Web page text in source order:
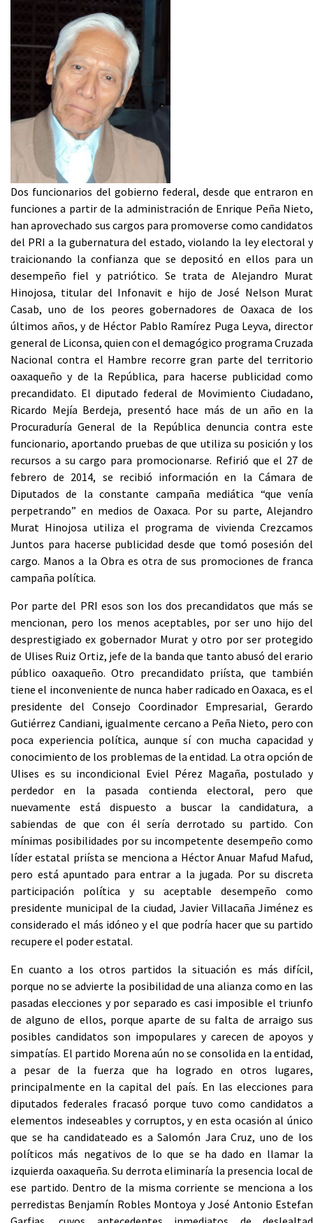
Dos funcionarios del gobierno federal, desde que entraron en
funciones a partir de la administración de Enrique Peña Nieto,
han aprovechado sus cargos para promoverse como candidatos
del PRI a la gubernatura del estado, violando la ley electoral y
traicionando la confianza que se depositó en ellos para un
desempeño fiel y patriótico. Se trata de Alejandro Murat
Hinojosa, titular del Infonavit e hijo de José Nelson Murat
Casab, uno de los peores gobernadores de Oaxaca de los
últimos años, y de Héctor Pablo Ramírez Puga Leyva, director
general de Liconsa, quien con el demagógico programa Cruzada
Nacional contra el Hambre recorre gran parte del territorio
oaxaqueño y de la República, para hacerse publicidad como
precandidato. El diputado federal de Movimiento Ciudadano,
Ricardo Mejía Berdeja, presentó hace más de un año en la
Procuraduría General de la República denuncia contra este
funcionario, aportando pruebas de que utiliza su posición y los
recursos a su cargo para promocionarse. Refirió que el 27 de
febrero de 2014, se recibió información en la Cámara de
Diputados de la constante campaña mediática “que venía
perpetrando” en medios de Oaxaca. Por su parte, Alejandro
Murat Hinojosa utiliza el programa de vivienda Crezcamos
Juntos para hacerse publicidad desde que tomó posesión del
cargo. Manos a la Obra es otra de sus promociones de franca
campaña política.
Por parte del PRI esos son los dos precandidatos que más se
mencionan, pero los menos aceptables, por ser uno hijo del
desprestigiado ex gobernador Murat y otro por ser protegido
de Ulises Ruiz Ortiz, jefe de la banda que tanto abusó del erario
público oaxaqueño. Otro precandidato priísta, que también
tiene el inconveniente de nunca haber radicado en Oaxaca, es el
presidente del Consejo Coordinador Empresarial, Gerardo
Gutiérrez Candiani, igualmente cercano a Peña Nieto, pero con
poca experiencia política, aunque sí con mucha capacidad y
conocimiento de los problemas de la entidad. La otra opción de
Ulises es su incondicional Eviel Pérez Magaña, postulado y
perdedor en la pasada contienda electoral, pero que
nuevamente está dispuesto a buscar la candidatura, a
sabiendas de que con él sería derrotado su partido. Con
mínimas posibilidades por su incompetente desempeño como
líder estatal priísta se menciona a Héctor Anuar Mafud Mafud,
pero está apuntado para entrar a la jugada. Por su discreta
participación política y su aceptable desempeño como
presidente municipal de la ciudad, Javier Villacaña Jiménez es
considerado el más idóneo y el que podría hacer que su partido
recupere el poder estatal.
En cuanto a los otros partidos la situación es más difícil,
porque no se advierte la posibilidad de una alianza como en las
pasadas elecciones y por separado es casi imposible el triunfo
de alguno de ellos, porque aparte de su falta de arraigo sus
posibles candidatos son impopulares y carecen de apoyos y
simpatías. El partido Morena aún no se consolida en la entidad,
a pesar de la fuerza que ha logrado en otros lugares,
principalmente en la capital del país. En las elecciones para
diputados federales fracasó porque tuvo como candidatos a
elementos indeseables y corruptos, y en esta ocasión al único
que se ha candidateado es a Salomón Jara Cruz, uno de los
políticos más negativos de lo que se ha dado en llamar la
izquierda oaxaqueña. Su derrota eliminaría la presencia local de
ese partido. Dentro de la misma corriente se menciona a los
perredistas Benjamín Robles Montoya y José Antonio Estefan